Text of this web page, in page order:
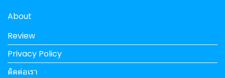
About
Review
Privacy Policy
ติดต่อเรา